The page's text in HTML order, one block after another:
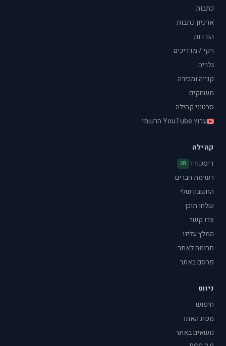
כתבות
ארכיון כתבות
הורדות
ויקי / מדריכים
גלריה
קנייה ומכירה
משחקים
סרטוני קהילה
ערוץ YouTube הרשמי
קהילה
דיסקורד 68
רשימת חברים
החשבון שלי
שלחו תוכן
צרו קשר
המלץ עלינו
תרומה לאתר
פרסם באתר
ניווט
חיפוש
מפת האתר
נושאים באתר